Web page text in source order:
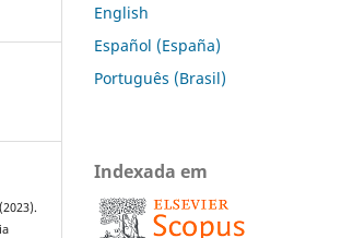
English
Español (España)
Português (Brasil)
Indexada em